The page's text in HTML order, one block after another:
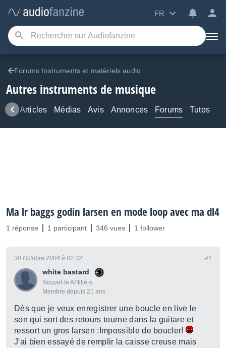
FR
Forums Instruments et matériels audio
Autres instruments de musique
Articles Médias Avis Annonces Forums Tutos
Ma lr baggs godin larsen en mode loop avec ma dl4
1 réponse 1 participant 346 vues 1 follower
white bastard
Nouvel·le AFfilié·e
Membre depuis 21 ans
30 Octobre 2004 à 02:32 #1
Dès que je veux enregistrer une boucle en live le
son qui sort des retours tourne dans la guitare et
ressort un gros larsen :Impossible de boucler!
J'ai bien essayé de remplir la caisse creuse mais